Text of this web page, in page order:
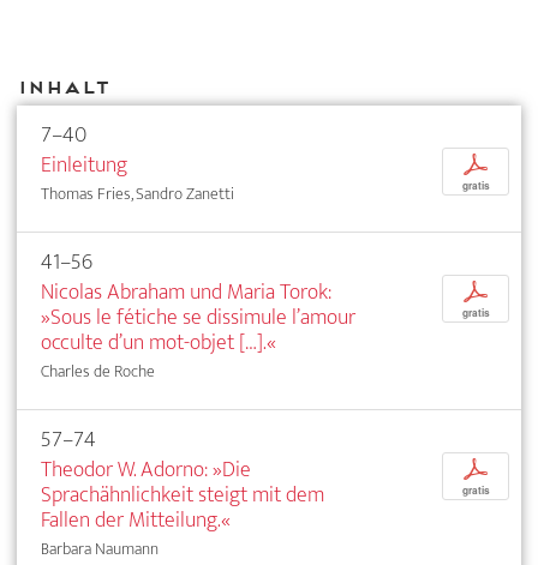
Inhalt
7–40
Einleitung
Thomas Fries, Sandro Zanetti
p
gratis
41–56
Nicolas Abraham und Maria Torok:
»Sous le fétiche se dissimule l’amour
occulte d’un mot-objet […].«
Charles de Roche
p
gratis
57–74
Theodor W. Adorno: »Die
Sprachähnlichkeit steigt mit dem
Fallen der Mitteilung.«
Barbara Naumann
p
gratis